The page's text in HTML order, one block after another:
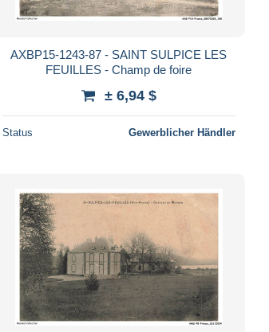
AXBP15-1243-87 - SAINT SULPICE LES
FEUILLES - Champ de foire
± 6,94 $
Status Gewerblicher Händler